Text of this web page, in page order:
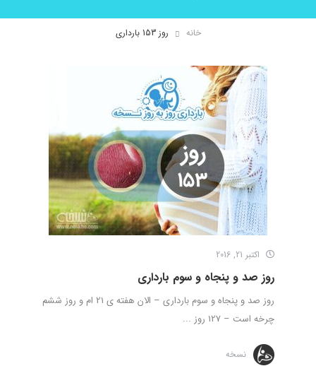
خانه روز 153 بارداری
اکتبر 21, 2016
روز صد و پنجاه و سوم بارداری
روز صد و پنجاه و سوم بارداری – الان هفته ی 21 ام و روز ششم
چرخه است – 127 روز ...
نسخه